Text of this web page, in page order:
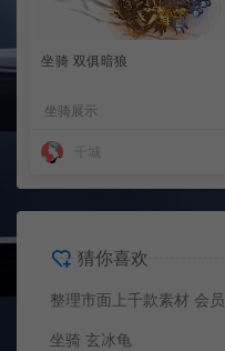
坐骑 双俱暗狼
坐骑展示
猜你喜欢
坐骑 玄冰龟